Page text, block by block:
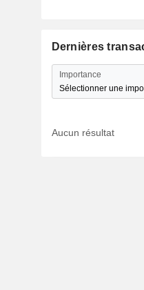
Dernières
Importance
Sélectionner une
Aucun résultat